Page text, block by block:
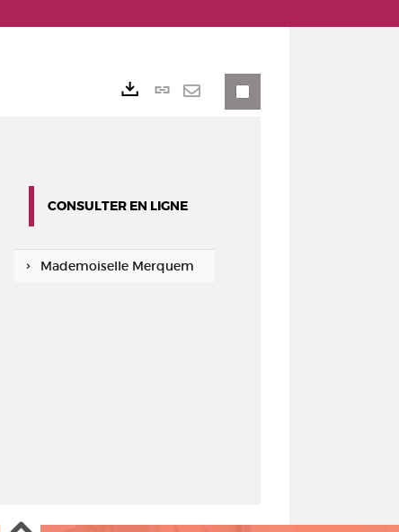
Lien
CONSULTER EN LIGNE
Mademoiselle Merquem